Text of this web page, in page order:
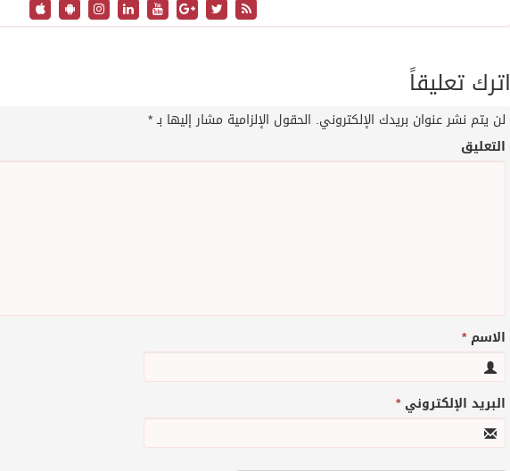
اترك تعليقاً
لن يتم نشر عنوان بريدك الإلكتروني. الحقول الإلزامية مشار إليها بـ*
التعليق
الاسم*
البريد الإلكتروني*